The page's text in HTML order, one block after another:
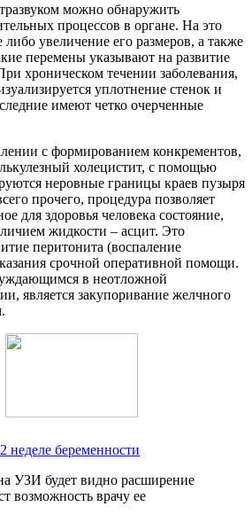
можно обнаружить
процессов в органе. На это
увеличение его размеров, а также
перемены указывают на развитие
хроническом течении заболевания,
уплотнение стенок и
имеют четко очерченные
с формированием конкрементов,
холецистит, с помощью
неровные границы краев пузыря
прочего, процедура позволяет
для здоровья человека состояние,
жидкости – асцит. Это
перитонита (воспаление
срочной оперативной помощи.
в неотложной
является закупоривание желчного
беременности
УЗИ будет видно расширение
возможность врачу ее